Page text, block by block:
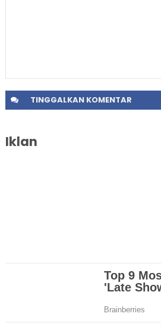
TINGGALKANKOMENTAR
Iklan